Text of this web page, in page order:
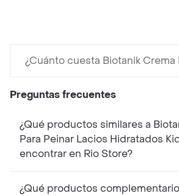
¿Cuánto cuesta Biotanik
Preguntas frecuentes
¿Qué productos similares a
Para Peinar Lacios Hidratados
encontrar en Rio Store?
¿Qué productos